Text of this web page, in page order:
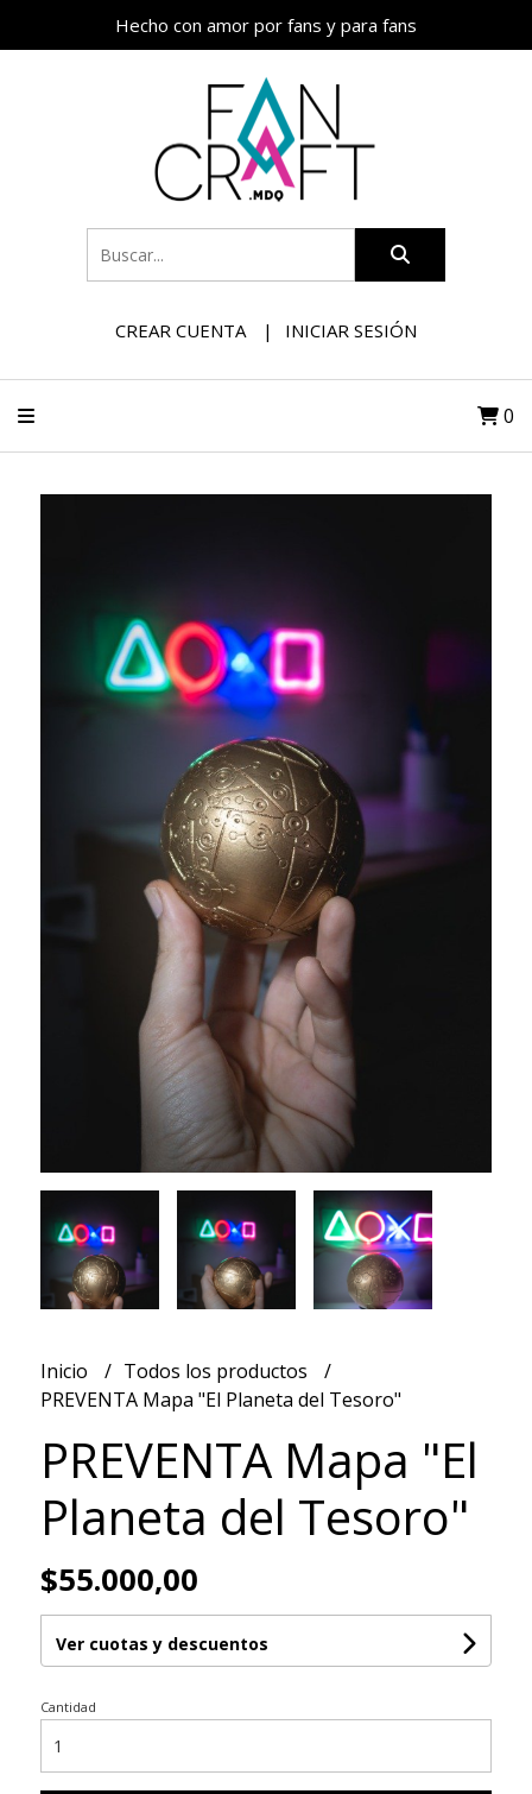
Hecho con amor por fans y para fans
CREAR CUENTA INICIAR SESIÓN
0
Inicio
Todos los productos
PREVENTA Mapa "El Planeta del Tesoro"
PREVENTA Mapa "El
Planeta del Tesoro"
$55.000,00
Ver cuotas y descuentos
Cantidad